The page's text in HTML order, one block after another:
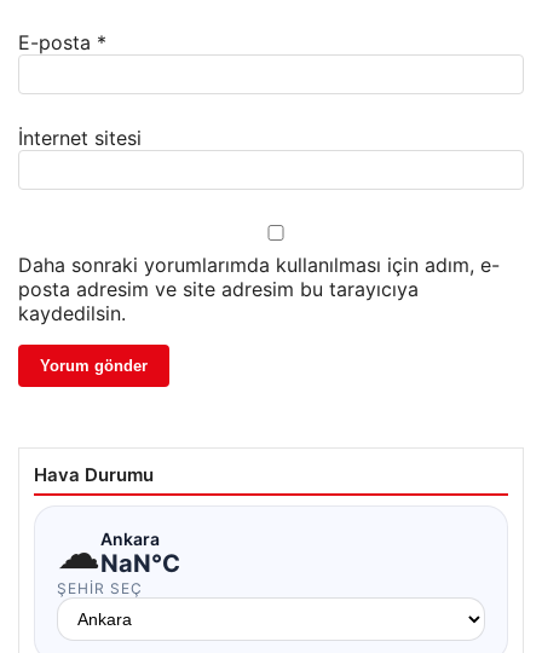
E-posta *
İnternet sitesi
Daha sonraki yorumlarımda kullanılması için adım, e-
posta adresim ve site adresim bu tarayıcıya
kaydedilsin.
Hava Durumu
☁Ankara
NaN°C
ŞEHIR SEÇ